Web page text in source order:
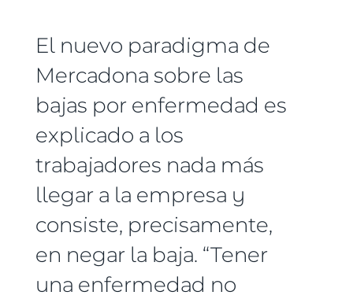
El nuevo paradigma de
Mercadona sobre las
bajas por enfermedad es
explicado a los
trabajadores nada más
llegar a la empresa y
consiste, precisamente,
en negar la baja. “Tener
una enfermedad no